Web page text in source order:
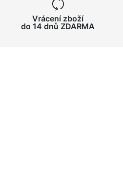
Vrácení zboží
do 14 dnů ZDARMA